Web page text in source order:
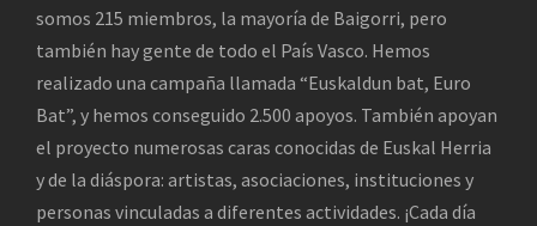
somos 215 miembros, la mayoría de Baigorri, pero
también hay gente de todo el País Vasco. Hemos
realizado una campaña llamada “Euskaldun bat, Euro
Bat”, y hemos conseguido 2.500 apoyos. También apoyan
el proyecto numerosas caras conocidas de Euskal Herria
y de la diáspora: artistas, asociaciones, instituciones y
personas vinculadas a diferentes actividades. ¡Cada día